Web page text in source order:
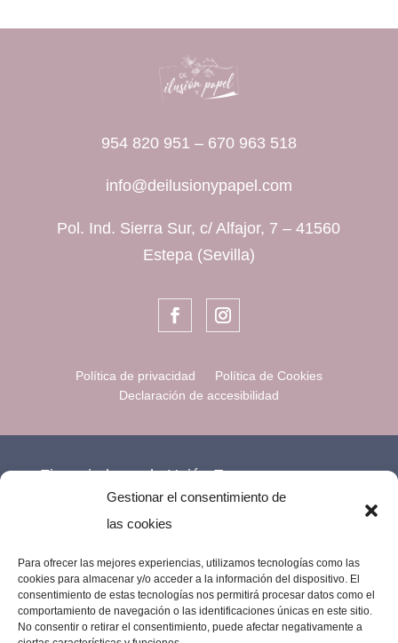
Gestionar el consentimiento de
las cookies
Para ofrecer las mejores experiencias, utilizamos tecnologías como las
cookies para almacenar y/o acceder a la información del dispositivo. El
consentimiento de estas tecnologías nos permitirá procesar datos como el
comportamiento de navegación o las identificaciones únicas en este sitio.
No consentir o retirar el consentimiento, puede afectar negativamente a
954 820 951 – 670 963 518
info@deilusionypapel.com
Pol. Ind. Sierra Sur, c/ Alfajor, 7 – 41560
Estepa (Sevilla)
Política de privacidad
Política de Cookies
Declaración de accesibilidad
Financiado por la Unión Europea –
NextGenerationEU.